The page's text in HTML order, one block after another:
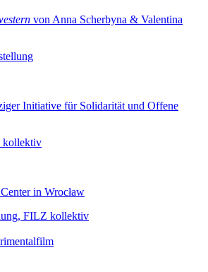
von Anna Scherbyna & Valentina
Initiative für Solidarität und Offene
kollektiv
in Wrocław
FILZ kollektiv